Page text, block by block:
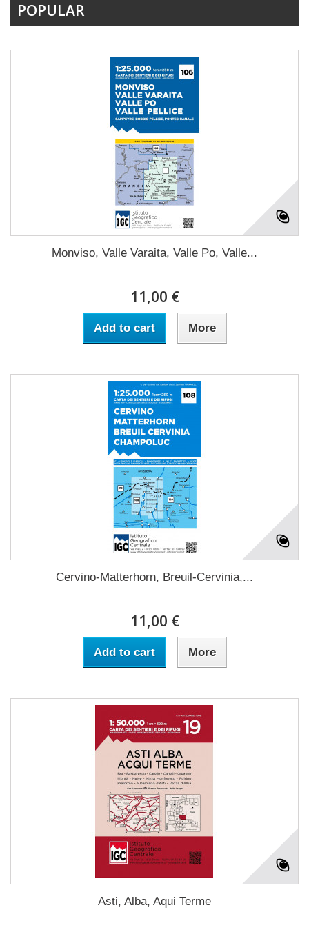
POPULAR
Monviso, Valle Varaita, Valle Po, Valle...
11,00 €
Add to cart More
Cervino-Matterhorn, Breuil-Cervinia,...
11,00 €
Add to cart More
Asti, Alba, Aqui Terme